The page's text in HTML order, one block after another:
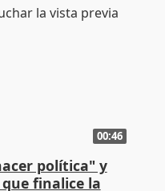
00:46
política" y
finalice la